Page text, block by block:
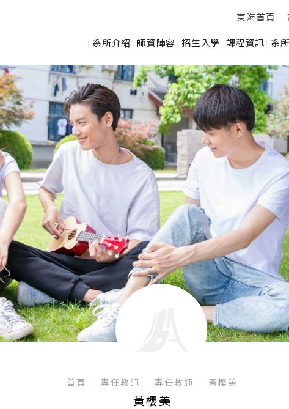
東海首頁
系所介紹 師資陣容 招生入學 課程資訊 系
首頁 專任教師 專任教師 黃櫻美
黃櫻美